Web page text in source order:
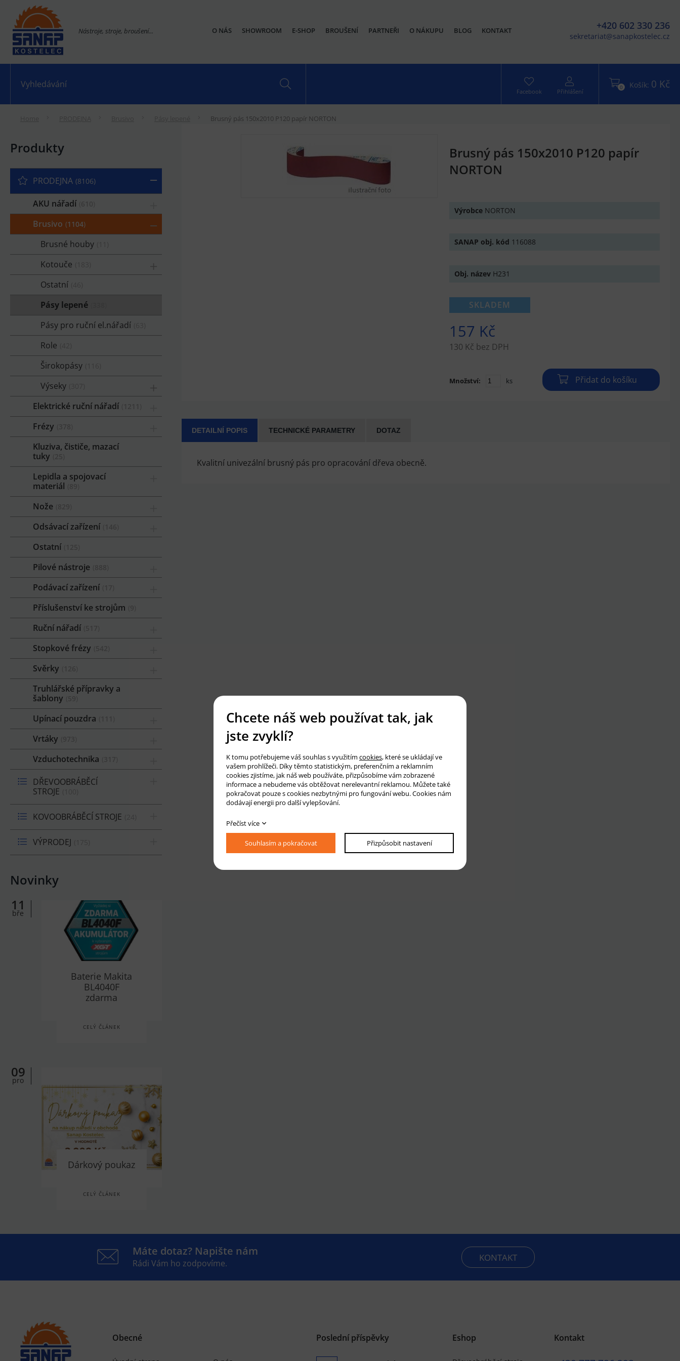
Nástroje, stroje, broušení... +420 602 330 236
sekretariat@sanapkostelec.cz
O NÁS SHOWROOM E-SHOP BROUŠENÍ PARTNEŘI O NÁKUPU BLOG KONTAKT
0 Košík: 0 Kč
Facebook Přihlášení
Brusný pás 150x2010 P120 papír NORTON
Produkty
PRODEJNA 8106
AKU nářadí
Brusivo 1104
Brusné houby
Kotouče
Ostatní
Pásy lepené
Pásy pro ruční el.nářadí
Role
Širokopásy
Výseky
Elektrické ruční nářadí
Frézy
Kluziva, čističe, mazací
tuky
Lepidla a spojovací
materiál
Nože
Odsávací zařízení
Ostatní
Pilové nástroje
Podávací zařízení
Příslušenství ke strojům
Ruční nářadí
Stopkové frézy
Svěrky
Truhlářské přípravky a
šablony
Upínací pouzdra
Vrtáky
Vzduchotechnika
DŘEVOOBRÁBĚCÍ
STROJE
KOVOOBRÁBĚCÍ STROJE
VÝPRODEJ
Novinky
11
bře
Baterie Makita
BL4040F
zdarma
CELÝ ČLÁNEK
09
pro
Dárkový poukaz
CELÝ ČLÁNEK
Brusný pás 150x2010 P120 papír
NORTON
Výrobce NORTON
SANAP obj. kód 116088
Obj. název H231
SKLADEM
157 Kč
130 Kč bez DPH
Množství: ks Přidat do košíku
DETAILNÍ POPIS TECHNICKÉ PARAMETRY DOTAZ
Kvalitní univezální brusný pás pro opracování dřeva obecně.
Máte dotaz? Napište nám
Rádi Vám ho zodpovíme. KONTAKT
Obecné Poslední příspěvky Eshop Kontakt
Chcete náš web používat tak, jak
jste zvyklí?
K tomu potřebujeme váš souhlas s využitím cookies, které se ukládají ve
vašem prohlížeči. Díky těmto statistickým, preferenčním a reklamním
cookies zjistíme, jak náš web používáte, přizpůsobíme vám zobrazené
informace a nebudeme vás obtěžovat nerelevantní reklamou. Můžete také
pokračovat pouze s cookies nezbytnými pro fungování webu. Cookies nám
dodávají energii pro další vylepšování.
Přečíst více
Souhlasím a pokračovat Přizpůsobit nastavení